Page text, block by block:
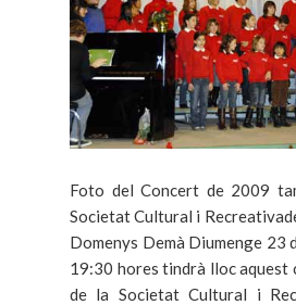
Foto del Concert de 2009
Societat Cultural i
Domenys Demà Diumenge 23
19:30 hores tindrà lloc aquest
de la Societat Cultural i